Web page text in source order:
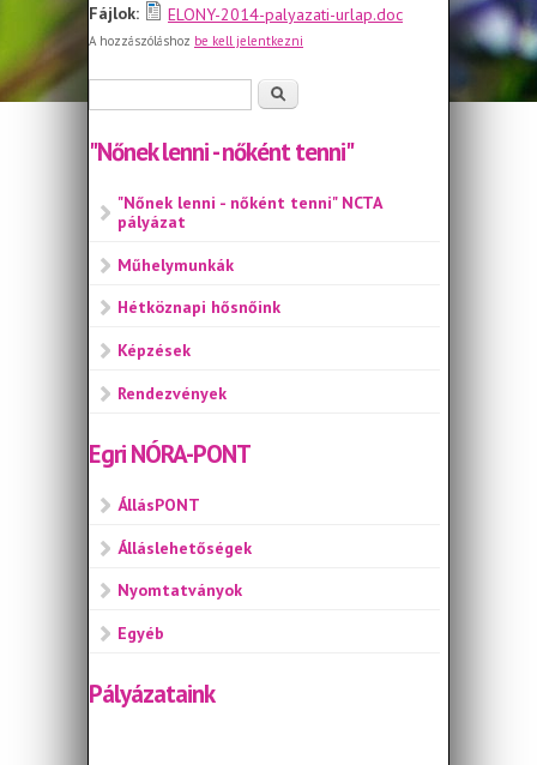
Fájlok:
ELONY-2014-palyazati-urlap.doc
A hozzászóláshoz be kell jelentkezni
Keresés
"Nőnek lenni - nőként tenni"
"Nőnek lenni - nőként tenni" NCTA
pályázat
Műhelymunkák
Hétköznapi hősnőink
Képzések
Rendezvények
Egri NÓRA-PONT
ÁllásPONT
Álláslehetőségek
Nyomtatványok
Egyéb
Pályázataink